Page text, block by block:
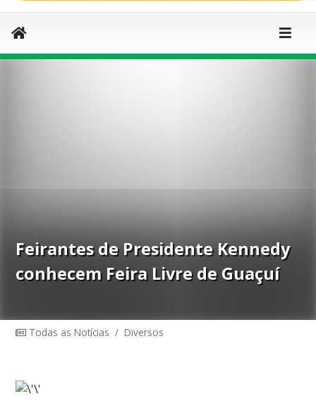
Feirantes de Presidente Kennedy
conhecem Feira Livre de Guaçuí
Todas as Notícias / Diversos